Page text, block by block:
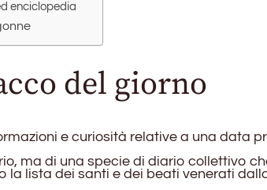
enciclopedia
del giorno
e curiosità relative a una data
ma di una specie di diario collettivo
la lista dei santi e dei beati venerati